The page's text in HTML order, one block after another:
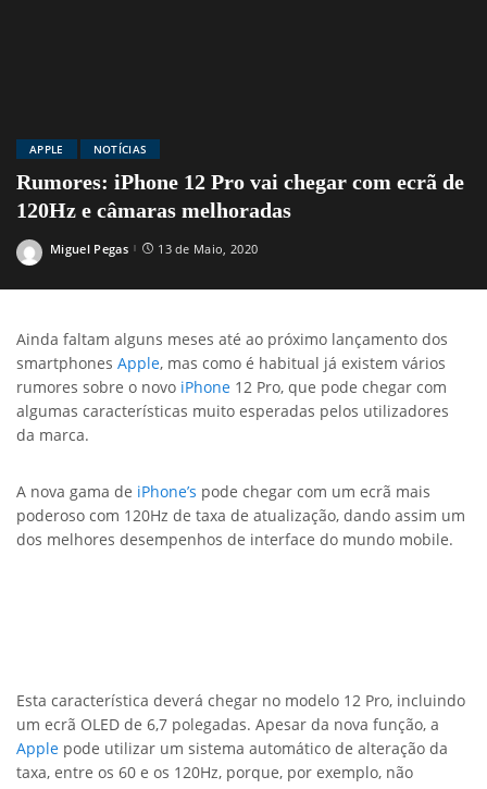
APPLE NOTÍCIAS
Rumores: iPhone 12 Pro vai chegar com ecrã de
120Hz e câmaras melhoradas
Posted
Miguel Pegas 13 de Maio, 2020
Ainda faltam alguns meses até ao próximo lançamento dos
smartphones Apple, mas como é habitual já existem vários
rumores sobre o novo iPhone 12 Pro, que pode chegar com
algumas características muito esperadas pelos utilizadores
da marca.
A nova gama de iPhone’s pode chegar com um ecrã mais
poderoso com 120Hz de taxa de atualização, dando assim um
dos melhores desempenhos de interface do mundo mobile.
Esta característica deverá chegar no modelo 12 Pro, incluindo
um ecrã OLED de 6,7 polegadas. Apesar da nova função, a
Apple pode utilizar um sistema automático de alteração da
taxa, entre os 60 e os 120Hz, porque, por exemplo, não